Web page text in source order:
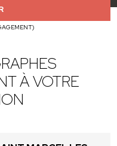
À VOTRE